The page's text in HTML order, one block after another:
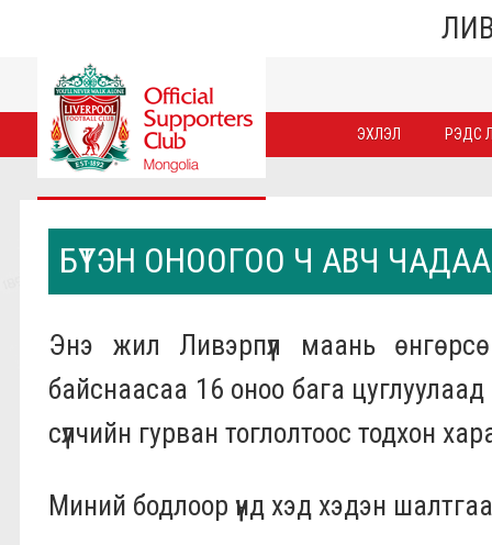
ЭХЛЭЛ РЭДС
БҮТЭН ОНООГОО Ч АВЧ
Энэ жил Ливэрпүүл маань
байснаасаа 16 оноо бага
сүүлчийн гурван тоглолтоос тодхон
Миний бодлоор үүнд хэд хэдэн